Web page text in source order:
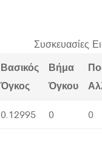
Συσκευασίες
Βασικός
Όγκος
Βήμα
Όγκου
0.12995 0 0